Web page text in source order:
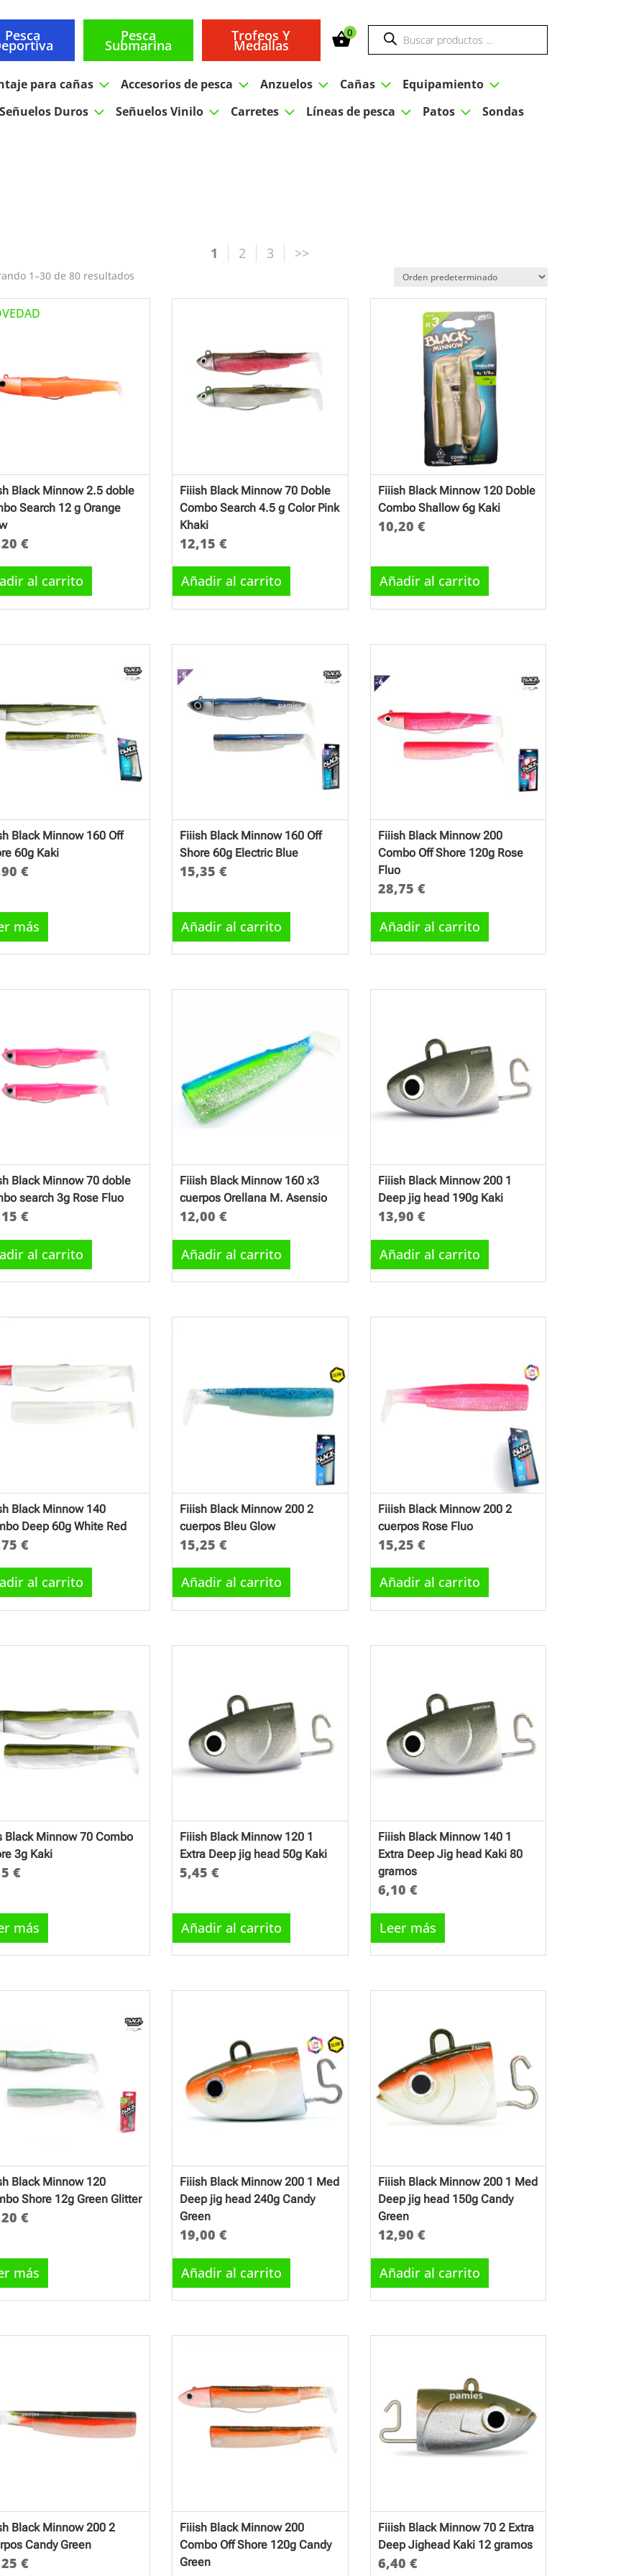
Pesca Pesca
Submarina
Trofeos Y
Medallas
0 Búsqueda
productos
para cañas 3 Accesorios de pesca 3 Anzuelos 3 Cañas 3 Equipamiento 3
Señuelos Duros 3 Señuelos Vinilo 3 Carretes 3 Líneas de pesca 3 Patos 3 Sondas
1 2 3
1–30 de 80 resultados
Black Minnow 2.5 doble
Search 12 g Orange
€
al carrito
Fiiish Black Minnow 70 Doble
Combo Search 4.5 g Color Pink
Khaki
12,15€
Añadir al carrito
Fiiish Black Minnow 120 Doble
Combo Shallow 6g Kaki
10,20 €
Añadir al carrito
Black Minnow 160 Off
60g Kaki
€
más
Fiiish Black Minnow 160 Off
Shore 60g Electric Blue
15,35€
Añadir al carrito
Fiiish Black Minnow 200
Combo Off Shore 120g Rose
Fluo
28,75 €
Añadir al carrito
Black Minnow 70 doble
search 3g Rose Fluo
€
al carrito
Fiiish Black Minnow 160 x3
cuerpos Orellana M. Asensio
12,00€
Añadir al carrito
Fiiish Black Minnow 200 1
Deep jig head 190g Kaki
13,90 €
Añadir al carrito
Black Minnow 140
Deep 60g White Red
€
al carrito
Fiiish Black Minnow 200 2
cuerpos Bleu Glow
15,25€
Añadir al carrito
Fiiish Black Minnow 200 2
cuerpos Rose Fluo
15,25 €
Añadir al carrito
Black Minnow 70 Combo
3g Kaki
€
más
Fiiish Black Minnow 120 1
Extra Deep jig head 50g Kaki
5,45€
Añadir al carrito
Fiiish Black Minnow 140 1
Extra Deep Jig head Kaki 80
gramos
6,10 €
Leer más
Black Minnow 120
Shore 12g Green Glitter
€
más
Fiiish Black Minnow 200 1 Med
Deep jig head 240g Candy
Green
19,00€
Añadir al carrito
Fiiish Black Minnow 200 1 Med
Deep jig head 150g Candy
Green
12,90 €
Añadir al carrito
Black Minnow 200 2
Candy Green
€
Fiiish Black Minnow 200
Combo Off Shore 120g Candy
Green
Fiiish Black Minnow 70 2 Extra
Deep Jighead Kaki 12 gramos
6,40 €